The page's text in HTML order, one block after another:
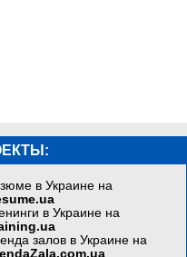
в Украине на
в Украине на
залов в Украине на